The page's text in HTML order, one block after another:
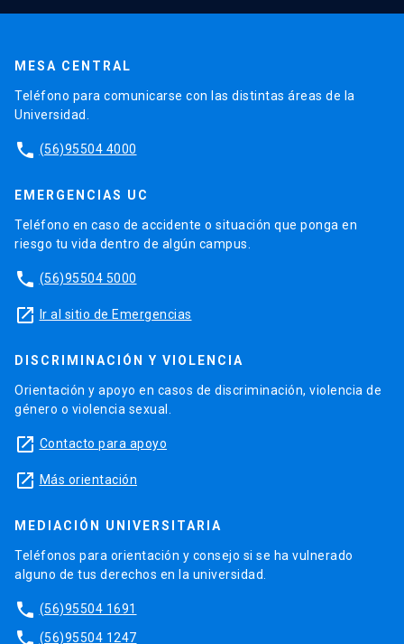
MESA CENTRAL
Teléfono para comunicarse con las distintas áreas de la
Universidad.
phone (56)95504 4000
EMERGENCIAS UC
Teléfono en caso de accidente o situación que ponga en
riesgo tu vida dentro de algún campus.
phone (56)95504 5000
launch Ir al sitio de Emergencias
DISCRIMINACIÓN Y VIOLENCIA
Orientación y apoyo en casos de discriminación, violencia de
género o violencia sexual.
launch Contacto para apoyo
launch Más orientación
MEDIACIÓN UNIVERSITARIA
Teléfonos para orientación y consejo si se ha vulnerado
alguno de tus derechos en la universidad.
phone (56)95504 1691
phone (56)95504 1247